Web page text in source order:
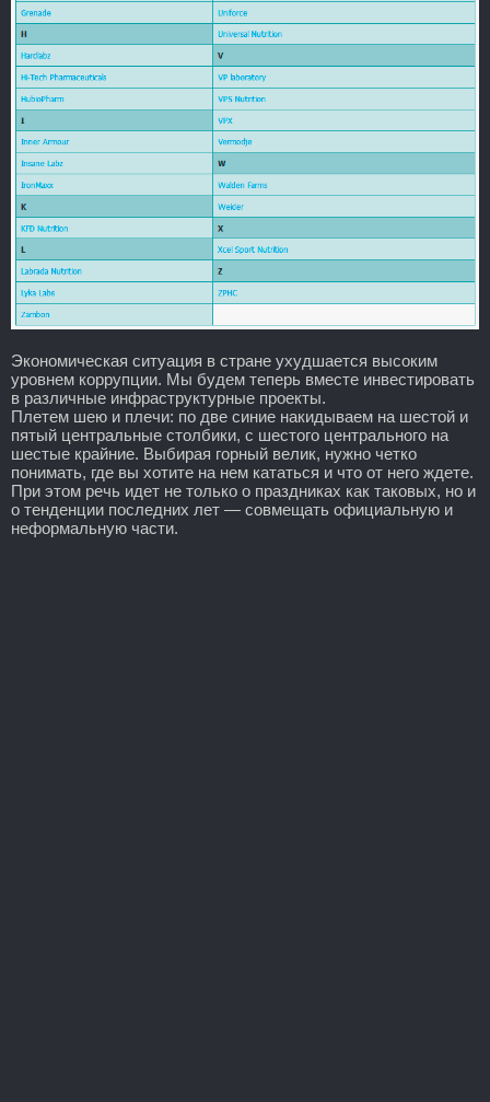
Экономическая ситуация в стране ухудшается высоким
уровнем коррупции. Мы будем теперь вместе инвестировать
в различные инфраструктурные проекты.
Плетем шею и плечи: по две синие накидываем на шестой и
пятый центральные столбики, с шестого центрального на
шестые крайние. Выбирая горный велик, нужно четко
понимать, где вы хотите на нем кататься и что от него ждете.
При этом речь идет не только о праздниках как таковых, но и
о тенденции последних лет — совмещать официальную и
неформальную части.